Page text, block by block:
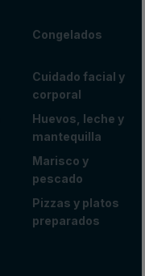
Congelados
Cuidado facial y
corporal
Huevos, leche y
mantequilla
Marisco y
pescado
Pizzas y platos
preparados